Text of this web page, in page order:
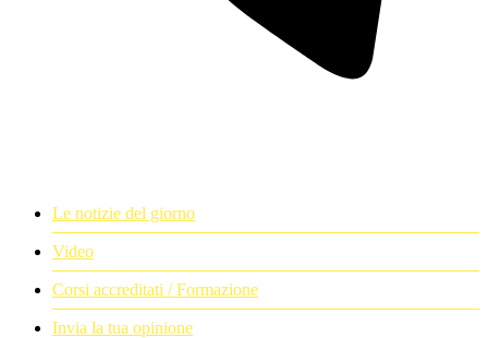
Le notizie del giorno
Video
Corsi accreditati / Formazione
Invia la tua opinione